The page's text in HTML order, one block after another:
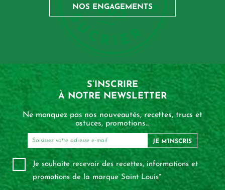
NOS ENGAGEMENTS
S’INSCRIRE
À NOTRE NEWSLETTER
Ne manquez pas nos nouveautés, recettes, trucs et
astuces, promotions...
JE M’INSCRIS
Je souhaite recevoir des recettes, informations et
promotions de la marque Saint Louis*